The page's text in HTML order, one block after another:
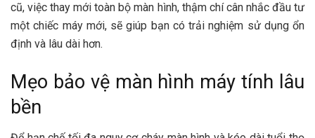
cũ, việc thay mới toàn bộ màn hình, thậm chí cân nhắc đầu tư
một chiếc máy mới, sẽ giúp bạn có trải nghiệm sử dụng ổn
định và lâu dài hơn.
Mẹo bảo vệ màn hình máy tính lâu
bền